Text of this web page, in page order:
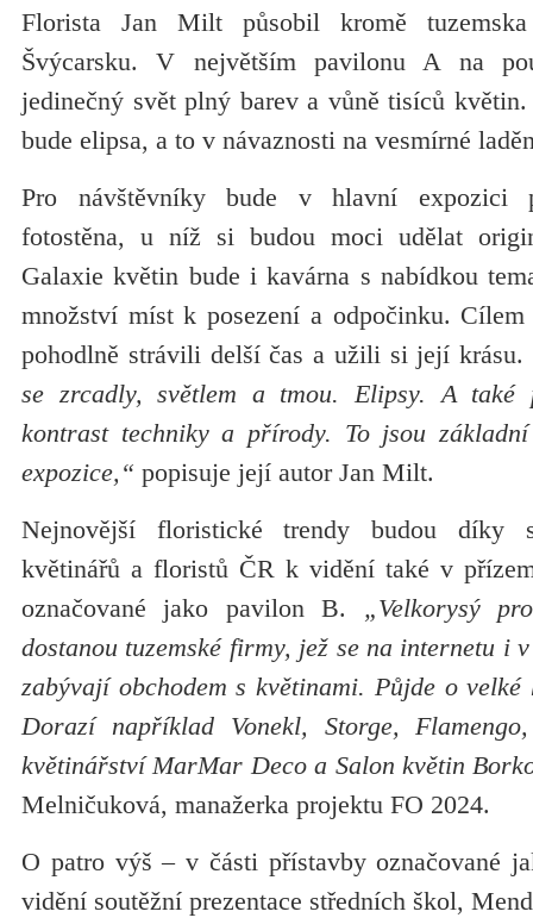
Florista Jan Milt působil kromě
Švýcarsku. V největším pavilonu A na
jedinečný svět plný barev a vůně tisíců
bude elipsa, a to v návaznosti na vesmírné
Pro návštěvníky bude v hlavní expozici
fotostěna, u níž si budou moci udělat
Galaxie květin bude i kavárna s nabídkou
množství míst k posezení a odpočinku.
pohodlně strávili delší čas a užili si její krásu.
se zrcadly, světlem a tmou. Elipsy. A také
kontrast techniky a přírody. To jsou
expozice,“ popisuje její autor Jan Milt.
Nejnovější floristické trendy budou díky
květinářů a floristů ČR k vidění také v
označované jako pavilon B. „Velkorysý
dostanou tuzemské firmy, jež se na internetu i
zabývají obchodem s květinami. Půjde o
Dorazí například Vonekl, Storge,
květinářství MarMar Deco a Salon květin
Melničuková, manažerka projektu FO 2024.
O patro výš – v části přístavby označované
vidění soutěžní prezentace středních škol,